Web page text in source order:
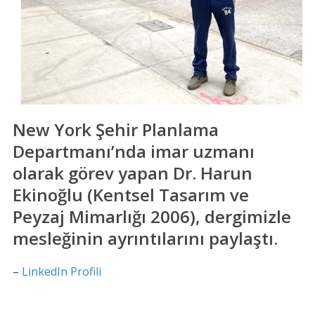
New York Şehir Planlama
Departmanı’nda imar uzmanı
olarak görev yapan Dr. Harun
Ekinoğlu (Kentsel Tasarım ve
Peyzaj Mimarlığı 2006), dergimizle
mesleğinin ayrıntılarını paylaştı.
– LinkedIn Profili